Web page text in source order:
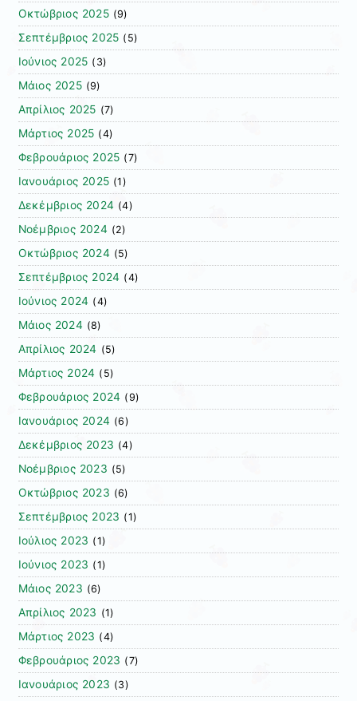
Οκτώβριος 2025(9)
Σεπτέμβριος 2025 (5)
Ιούνιος 2025 (3)
Μάιος 2025(9)
Απρίλιος 2025 (7)
Μάρτιος 2025 (4)
Φεβρουάριος 2025 (7)
Ιανουάριος 2025 (1)
Δεκέμβριος 2024 (4)
Νοέμβριος 2024 (2)
Οκτώβριος 2024 (5)
Σεπτέμβριος 2024 (4)
Ιούνιος 2024 (4)
Μάιος 2024 (8)
Απρίλιος 2024 (5)
Μάρτιος 2024 (5)
Φεβρουάριος 2024 (9)
Ιανουάριος 2024 (6)
Δεκέμβριος 2023 (4)
Νοέμβριος 2023 (5)
Οκτώβριος 2023 (6)
Σεπτέμβριος 2023 (1)
Ιούλιος 2023 (1)
Ιούνιος 2023 (1)
Μάιος 2023 (6)
Απρίλιος 2023 (1)
Μάρτιος 2023 (4)
Φεβρουάριος 2023 (7)
Ιανουάριος 2023 (3)